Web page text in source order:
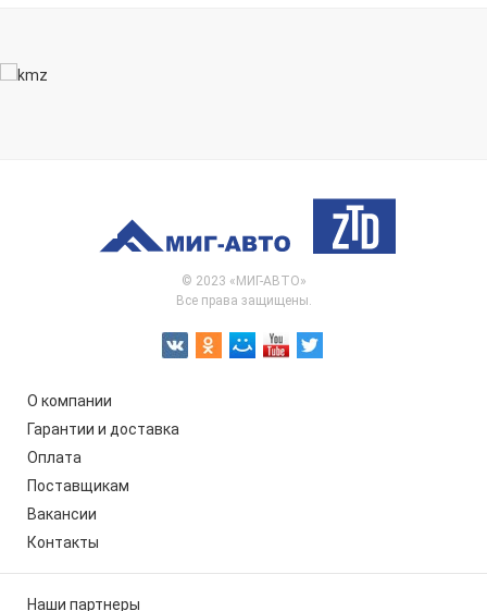
© 2023 «МИГ-АВТО»
Все права защищены.
О компании
Гарантии и доставка
Оплата
Поставщикам
Вакансии
Контакты
Наши партнеры